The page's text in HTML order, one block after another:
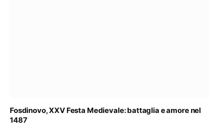
Fosdinovo, XXV Festa Medievale: battaglia e amore nel
1487